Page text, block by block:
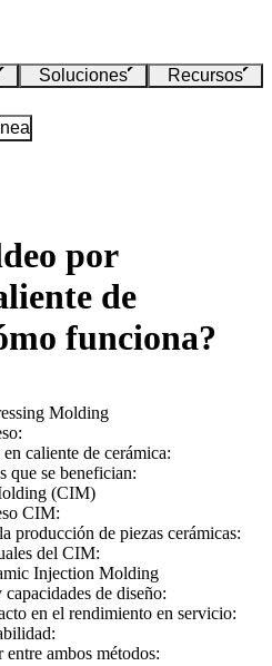
Soluciones Recursos
por
de
funciona?
Molding
caliente de cerámica:
que se benefician:
(CIM)
CIM:
producción de piezas cerámicas:
del CIM:
Injection Molding
de diseño:
en el rendimiento en servicio:
ambos métodos: